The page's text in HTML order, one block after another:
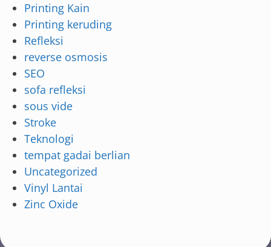
Printing Kain
Printing keruding
Refleksi
reverse osmosis
SEO
sofa refleksi
sous vide
Stroke
Teknologi
tempat gadai berlian
Uncategorized
Vinyl Lantai
Zinc Oxide